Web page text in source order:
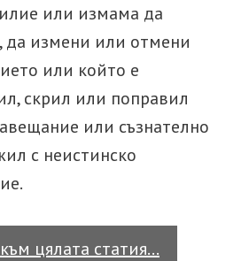
или измама да
да измени или отмени
или който е
скрил или поправил
или съзнателно
с неистинско
цялата статия…